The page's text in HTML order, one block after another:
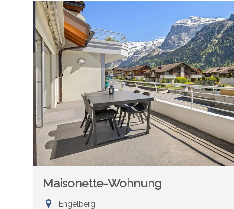
Maisonette-Wohnung
Engelberg